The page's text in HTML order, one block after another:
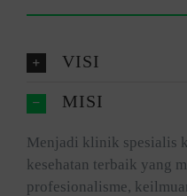
VISI
MISI
Menjadi klinik spesialis
kesehatan terbaik yang
profesionalisme,